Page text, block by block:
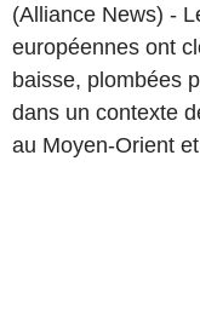
(Alliance News) -
européennes ont
baisse, plombées
dans un contexte
au Moyen-Orient